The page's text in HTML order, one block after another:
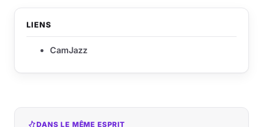
LIENS
CamJazz
DANS LE MÊME ESPRIT